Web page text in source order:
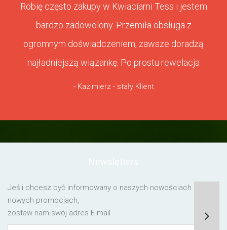
Robię często zakupy w Kwiaciarni Tess i jestem
bardzo zadowolony. Przemiła obsługa z
ogromnym doświadczeniem, zawsze doradzą
najładniejszą wiązankę. Po prostu rewelacja
- Kazimierz - stały Klient
Jeśli chcesz być informowany o naszych nowościach lub o
nowych promocjach,
zostaw nam swój adres E-mail